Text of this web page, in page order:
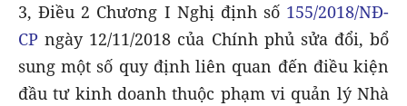
3, Điều 2 Chương I Nghị định số 155/2018/NĐ-
CP ngày 12/11/2018 của Chính phủ sửa đổi, bổ
sung một số quy định liên quan đến điều kiện
đầu tư kinh doanh thuộc phạm vi quản lý Nhà